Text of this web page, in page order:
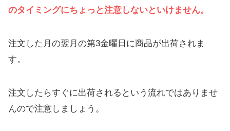
のタイミングにちょっと注意しないといけません。
注文した月の翌月の第3金曜日に商品が出荷されま
す。
注文したらすぐに出荷されるという流れではありませ
んので注意しましょう。